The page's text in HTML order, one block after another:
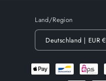
Land/Region
Deutschland | EUR €
Zahlungsmethoden